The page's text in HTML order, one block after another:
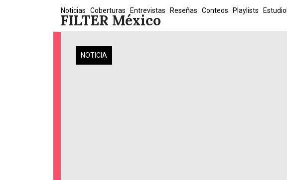
FILTER México
Noticias Coberturas Entrevistas Reseñas Conteos Playlists
NOTICIA